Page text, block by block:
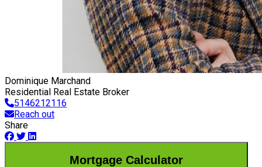
Dominique Marchand
Residential Real Estate Broker
5146212116
Reach out
Share
Mortgage Calculator